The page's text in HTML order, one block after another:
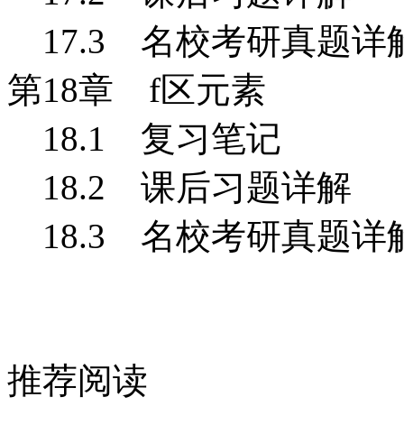
17.3 名校考研真题详
第18章 f区元素
18.1
复习笔记
18.2 课后习题详解
18.3 名校考研真题详
推荐阅读